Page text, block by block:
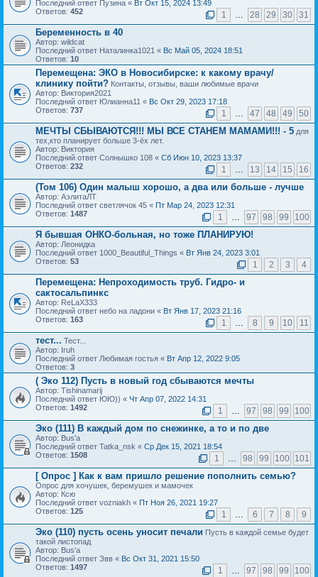
Последний ответ Пузина « Вт Окт 15, 2024 13:49
Ответов: 452 1 … 28 29 30 31
Беременность в 40
Автор: wildcat
Последний ответ Наталинка1021 « Вс Май 05, 2024 18:51
Ответов: 10
Перемещена: ЭКО в Новосибирске: к какому врачу/
клинику пойти? Контакты, отзывы, ваши любимые врачи
Автор: Виктория2021
Последний ответ Юлианна11 « Вс Окт 29, 2023 17:18
Ответов: 737 1 … 47 48 49 50
МЕЧТЫ СБЫВАЮТСЯ!!! МЫ ВСЕ СТАНЕМ МАМАМИ!!! - 5 для
тех,кто планирует больше 3-ёх лет.
Автор: Виктория
Последний ответ Солнышко 108 « Сб Июн 10, 2023 13:37
Ответов: 232 1 … 13 14 15 16
(Том 106) Один малыш хорошо, а два или больше - лучше
Автор: АэлитаЛТ
Последний ответ светлячок 45 « Пт Мар 24, 2023 12:31
Ответов: 1487 1 … 97 98 99 100
Я бывшая ОНКО-больная, но тоже ПЛАНИРУЮ!
Автор: Леонидка
Последний ответ 1000_Beautiful_Things « Вт Янв 24, 2023 3:01
Ответов: 53 1 2 3 4
Перемещена: Непроходимость труб. Гидро- и
сактосальпинкс
Автор: ReLaX333
Последний ответ небо на ладони « Вт Янв 17, 2023 21:16
Ответов: 163 1 … 8 9 10 11
тест... Тест...
Автор: Iruh
Последний ответ Любимая гостья « Вт Апр 12, 2022 9:05
Ответов: 3
( Эко 112) Пусть в новый год сбываются мечты
Автор: Tishinamarij
Последний ответ ЮЮ)) « Чт Апр 07, 2022 14:31
Ответов: 1492 1 … 97 98 99 100
Эко (111) В каждый дом по снежинке, а то и по две
Автор: Bus'a
Последний ответ Tatka_nsk « Ср Дек 15, 2021 18:54
Ответов: 1508 1 … 98 99 100 101
[ Опрос ] Как к вам пришло решение пополнить семью?
Опрос для хочушек, беремушек и мамочек
Автор: Ксю
Последний ответ vozniakh « Пт Ноя 26, 2021 19:27
Ответов: 125 1 … 6 7 8 9
Эко (110) пусть осень уносит печали Пусть в каждой семье будет
такой листопад
Автор: Bus'a
Последний ответ Звв « Вс Окт 31, 2021 15:50
Ответов: 1497 1 … 97 98 99 100